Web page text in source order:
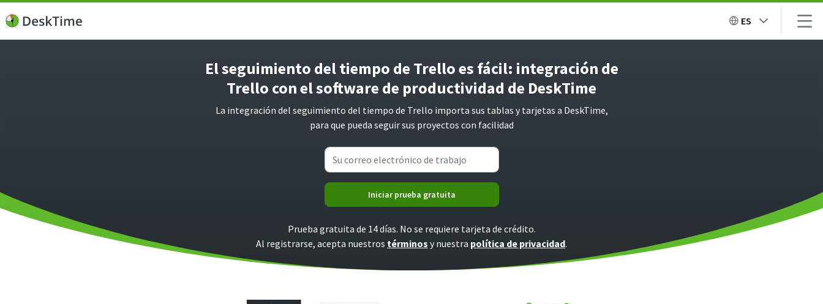
ES
El seguimiento del tiempo de Trello es fácil: integración de
Trello con el software de productividad de DeskTime
La integración del seguimiento del tiempo de Trello importa sus tablas y tarjetas a DeskTime,
para que pueda seguir sus proyectos con facilidad
Iniciar prueba gratuita
Prueba gratuita de 14 días. No se requiere tarjeta de crédito.
Al registrarse, acepta nuestros términos y nuestra política de privacidad.